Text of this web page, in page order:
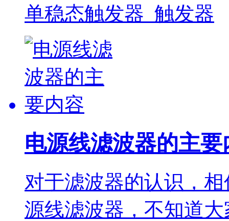
单稳态触发器 触发器
电源线滤波器的主要
对于滤波器的认识，
源线滤波器，不知道